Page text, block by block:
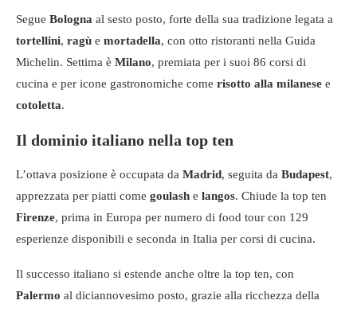
Segue Bologna al sesto posto, forte della sua tradizione legata a
tortellini, ragù e mortadella, con otto ristoranti nella Guida
Michelin. Settima è Milano, premiata per i suoi 86 corsi di
cucina e per icone gastronomiche come risotto alla milanese e
cotoletta.
Il dominio italiano nella top ten
L’ottava posizione è occupata da Madrid, seguita da Budapest,
apprezzata per piatti come goulash e langos. Chiude la top ten
Firenze, prima in Europa per numero di food tour con 129
esperienze disponibili e seconda in Italia per corsi di cucina.
Il successo italiano si estende anche oltre la top ten, con
Palermo al diciannovesimo posto, grazie alla ricchezza della